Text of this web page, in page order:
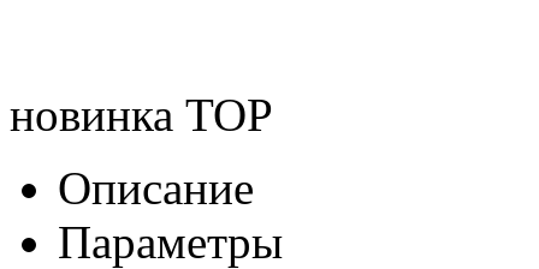
новинка TOP
Описание
Параметры